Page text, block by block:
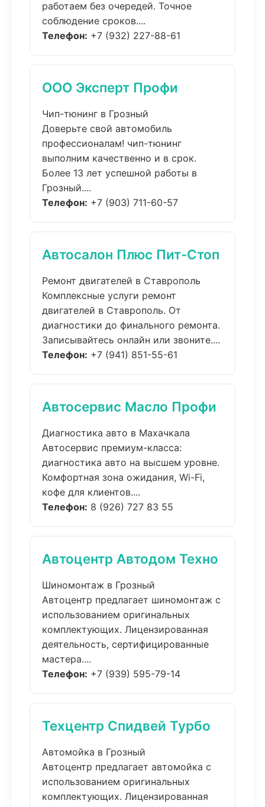
работаем без очередей. Точное
соблюдение сроков....
Телефон: +7 (932) 227-88-61
ООО Эксперт Профи
Чип-тюнинг в Грозный
Доверьте свой автомобиль
профессионалам! чип-тюнинг
выполним качественно и в срок.
Более 13 лет успешной работы в
Грозный....
Телефон: +7 (903) 711-60-57
Автосалон Плюс Пит-Стоп
Ремонт двигателей в Ставрополь
Комплексные услуги ремонт
двигателей в Ставрополь. От
диагностики до финального ремонта.
Записывайтесь онлайн или звоните....
Телефон: +7 (941) 851-55-61
Автосервис Масло Профи
Диагностика авто в Махачкала
Автосервис премиум-класса:
диагностика авто на высшем уровне.
Комфортная зона ожидания, Wi-Fi,
кофе для клиентов....
Телефон: 8 (926) 727 83 55
Автоцентр Автодом Техно
Шиномонтаж в Грозный
Автоцентр предлагает шиномонтаж с
использованием оригинальных
комплектующих. Лицензированная
деятельность, сертифицированные
мастера....
Телефон: +7 (939) 595-79-14
Техцентр Спидвей Турбо
Автомойка в Грозный
Автоцентр предлагает автомойка с
использованием оригинальных
комплектующих. Лицензированная